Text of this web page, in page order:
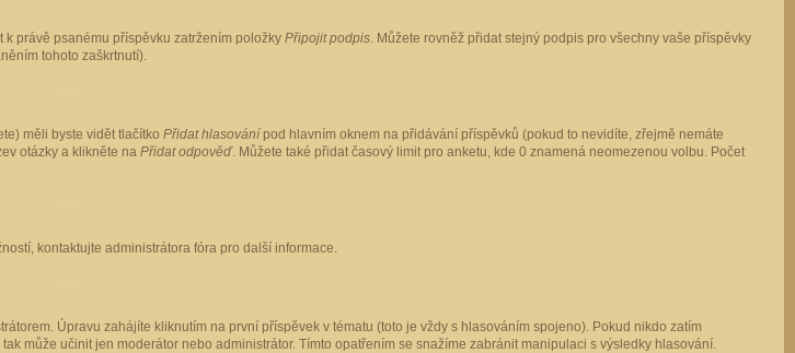
k právě psanému příspěvku zatržením položky Připojit podpis. Můžete rovněž přidat stejný podpis pro všechny vaše příspěvky
tohoto zaškrtnutí).
měli byste vidět tlačítko Přidat hlasování pod hlavním oknem na přidávání příspěvků (pokud to nevidíte, zřejmě nemáte
otázky a klikněte na Přidat odpověď. Můžete také přidat časový limit pro anketu, kde 0 znamená neomezenou volbu. Počet
kontaktujte administrátora fóra pro další informace.
Úpravu zahájíte kliknutím na první příspěvek v tématu (toto je vždy s hlasováním spojeno). Pokud nikdo zatím
může učinit jen moderátor nebo administrátor. Tímto opatřením se snažíme zabránit manipulaci s výsledky hlasování.